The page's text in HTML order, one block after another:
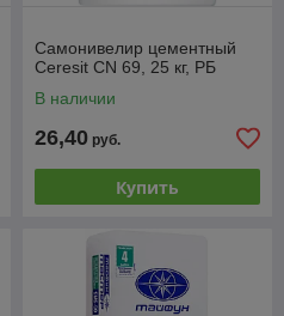
Самонивелир цементный
Ceresit CN 69, 25 кг, РБ
В наличии
26,40 руб.
Купить